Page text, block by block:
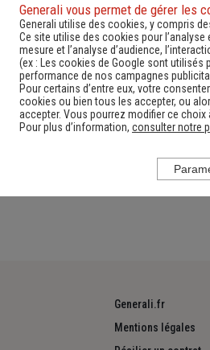
utiles Numéro de
sur la protection des données
Generali.fr
Mentions légales
Generali vous permet de gérer les
Generali utilise des cookies, y compris
Ce site utilise des cookies pour
mesure et l’analyse d’audience,
(ex :
Les cookies de Google sont
performance de nos campagnes
Pour certains d’entre eux, votre
cookies ou bien tous les accepter, ou
accepter. Vous pourrez modifier ce choix
Pour plus d’information, consulter notre